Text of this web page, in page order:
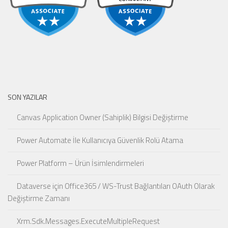
SON YAZILAR
Canvas Application Owner (Sahiplik) Bilgisi Değiştirme
Power Automate İle Kullanıcıya Güvenlik Rolü Atama
Power Platform – Ürün İsimlendirmeleri
Dataverse için Office365 / WS-Trust Bağlantıları OAuth Olarak
Değiştirme Zamanı
Xrm.Sdk.Messages.ExecuteMultipleRequest